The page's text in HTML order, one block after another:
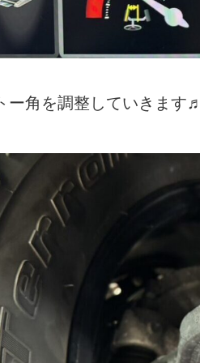
ー角を調整していきます